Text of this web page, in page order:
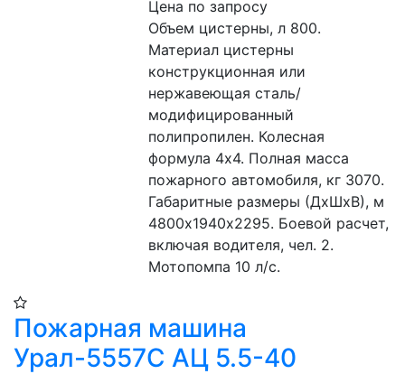
Цена по запросу
Объем цистерны, л 800.
Материал цистерны
конструкционная или
нержавеющая сталь/
модифицированный
полипропилен. Колесная
формула 4х4. Полная масса
пожарного автомобиля, кг 3070.
Габаритные размеры (ДхШхВ), м
4800х1940х2295. Боевой расчет,
включая водителя, чел. 2.
Мотопомпа 10 л/с.
Пожарная машина
Урал-5557С АЦ 5.5-40